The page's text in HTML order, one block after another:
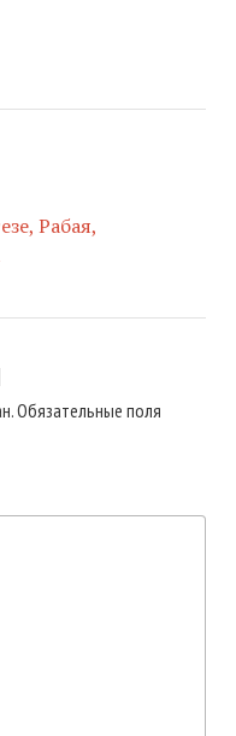
Рабая,
Обязательные поля